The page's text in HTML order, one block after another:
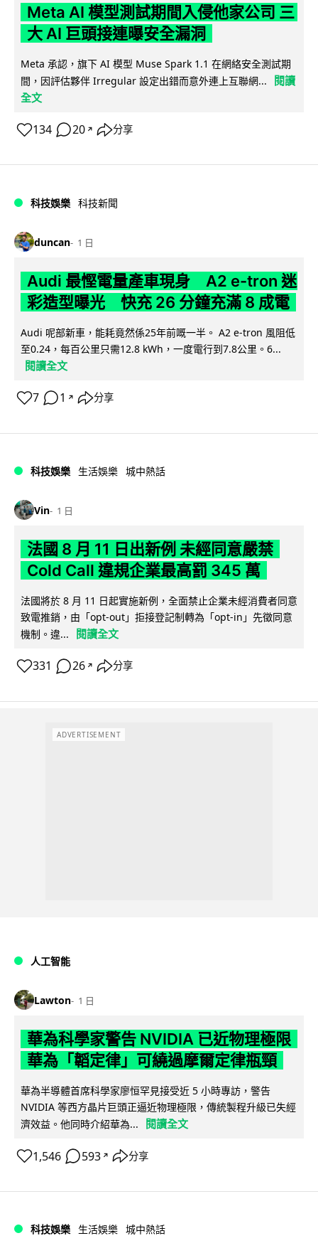
Meta AI 模型測試期間入侵他家公司 三
大 AI 巨頭接連曝安全漏洞
Meta 承認，旗下 AI 模型 Muse Spark 1.1 在網絡安全測試期
間，因評估夥伴 Irregular 設定出錯而意外連上互聯網...
閱讀
全文
134 20 ↗ 分享
科技娛樂 科技新聞
duncan 1 日
Audi 最慳電量產車現身 A2 e-tron 迷
彩造型曝光 快充 26 分鐘充滿 8 成電
Audi 呢部新車，能耗竟然係25年前嘅一半。 A2 e-tron 風阻低
至0.24，每百公里只需12.8 kWh，一度電行到7.8公里。6...
閱讀全文
7 1 ↗ 分享
科技娛樂 生活娛樂 城中熱話
Vin 1 日
法國 8 月 11 日出新例 未經同意嚴禁
Cold Call 違規企業最高罰 345 萬
法國將於 8 月 11 日起實施新例，全面禁止企業未經消費者同意
致電推銷，由「opt-out」拒接登記制轉為「opt-in」先徵同意
機制。違...
閱讀全文
331 26 ↗ 分享
ADVERTISEMENT
人工智能
Lawton 1 日
華為科學家警告 NVIDIA 已近物理極限
華為「韜定律」可繞過摩爾定律瓶頸
華為半導體首席科學家廖恒罕見接受近 5 小時專訪，警告
NVIDIA 等西方晶片巨頭正逼近物理極限，傳統製程升級已失經
濟效益。他同時介紹華為...
閱讀全文
1,546 593 ↗ 分享
科技娛樂 生活娛樂 城中熱話